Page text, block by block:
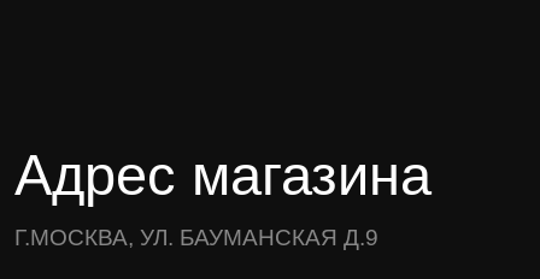
Адрес магазина
Г.МОСКВА, УЛ. БАУМАНСКАЯ Д.9